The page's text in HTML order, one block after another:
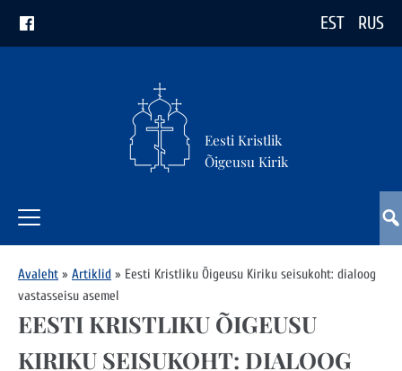
EST RUS
Eesti Kristlik
Õigeusu Kirik
Avaleht » Artiklid » Eesti Kristliku Õigeusu Kiriku seisukoht: dialoog
vastasseisu asemel
EESTI KRISTLIKU ÕIGEUSU
KIRIKU SEISUKOHT: DIALOOG